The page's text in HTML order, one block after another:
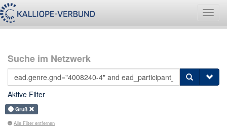
Suche im Netzwerk
Aktive Filter
Gruß
Alle Filter entfernen